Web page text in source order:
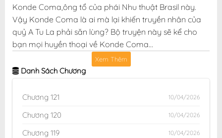
Konde Coma,ông tổ của phái Nhu thuật Brasil này.
Vậy Konde Coma là ai mà lại khiến truyền nhân của
quỷ A Tu La phải săn lùng? Bộ truyện này sẽ kể cho
bạn mọi huyền thoại về Konde Coma…
Xem Thêm
Danh Sách Chương
Chương 121 10/04/2026
Chương 120 10/04/2026
Chương 119 10/04/2026